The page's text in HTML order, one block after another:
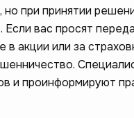
но при принятии
вас просят
акции или за
и проинформируют